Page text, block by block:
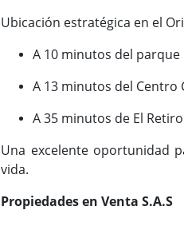
Ubicación estratégica en el
A 10 minutos del parque
A 13 minutos del Centro
A 35 minutos de El
Una excelente oportunidad
vida.
Propiedades en Venta S.A.S